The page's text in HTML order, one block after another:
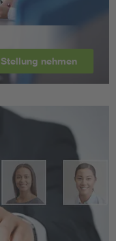
Stellung nehmen